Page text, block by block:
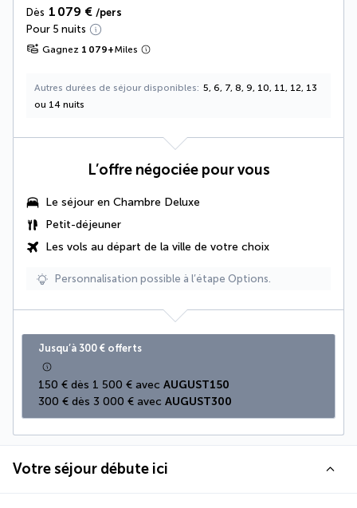
Dès 1 079 € /pers
Pour 5 nuits
Gagnez 1 079+Miles
Autres durées de séjour disponibles
5, 6, 7, 8, 9, 10, 11, 12, 13
ou 14 nuits
L’offre négociée pour vous
Le séjour en Chambre Deluxe
Petit-déjeuner
Les vols au départ de la ville de votre choix
Personnalisation possible à l’étape Options.
Jusqu’à 300 € offerts
150 € dès 1 500 € avec AUGUST150
300 € dès 3 000 € avec AUGUST300
Votre séjour débute ici